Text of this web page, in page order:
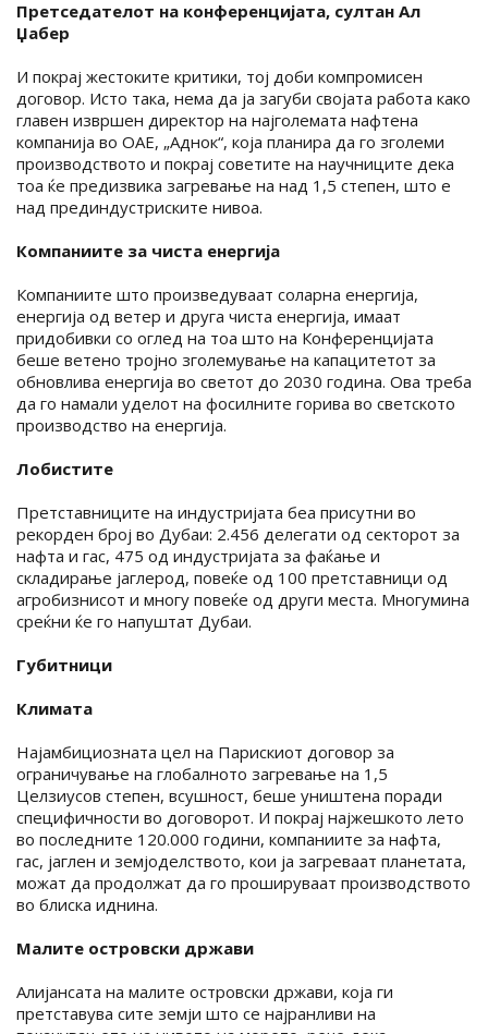
Претседателот на конференцијата, султан Ал
Џабер
И покрај жестоките критики, тој доби компромисен
договор. Исто така, нема да ја загуби својата работа како
главен извршен директор на најголемата нафтена
компанија во ОАЕ, „Аднок“, која планира да го зголеми
производството и покрај советите на научниците дека
тоа ќе предизвика загревање на над 1,5 степен, што е
над прединдустриските нивоа.
Компаниите за чиста енергија
Компаниите што произведуваат соларна енергија,
енергија од ветер и друга чиста енергија, имаат
придобивки со оглед на тоа што на Конференцијата
беше ветено тројно зголемување на капацитетот за
обновлива енергија во светот до 2030 година. Ова треба
да го намали уделот на фосилните горива во светското
производство на енергија.
Лобистите
Претставниците на индустријата беа присутни во
рекорден број во Дубаи: 2.456 делегати од секторот за
нафта и гас, 475 од индустријата за фаќање и
складирање јаглерод, повеќе од 100 претставници од
агробизнисот и многу повеќе од други места. Многумина
среќни ќе го напуштат Дубаи.
Губитници
Климата
Најамбициозната цел на Парискиот договор за
ограничување на глобалното загревање на 1,5
Целзиусов степен, всушност, беше уништена поради
специфичности во договорот. И покрај најжешкото лето
во последните 120.000 години, компаниите за нафта,
гас, јаглен и земјоделството, кои ја загреваат планетата,
можат да продолжат да го прошируваат производството
во блиска иднина.
Малите островски држави
Алијансата на малите островски држави, која ги
претставува сите земји што се најранливи на